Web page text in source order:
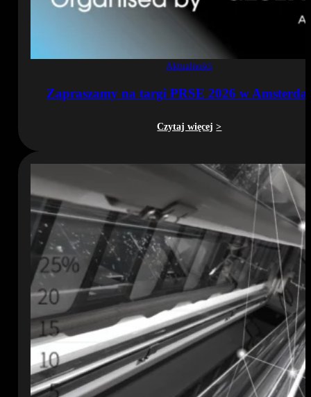
Aktualności
Zapraszamy na targi PRSE 2026 w
Czytaj więcej